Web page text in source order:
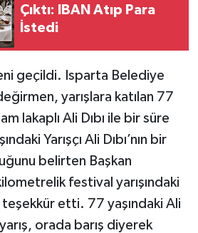
Çıktı: IBAN Atıp Para
İstedi
geçildi. Isparta Belediye
yarışlara katılan 77
lakaplı Ali Dıbı ile bir süre
Yarışçı Ali Dıbı’nın bir
belirten Başkan
festival yarışındaki
etti. 77 yaşındaki Ali
orada barış diyerek